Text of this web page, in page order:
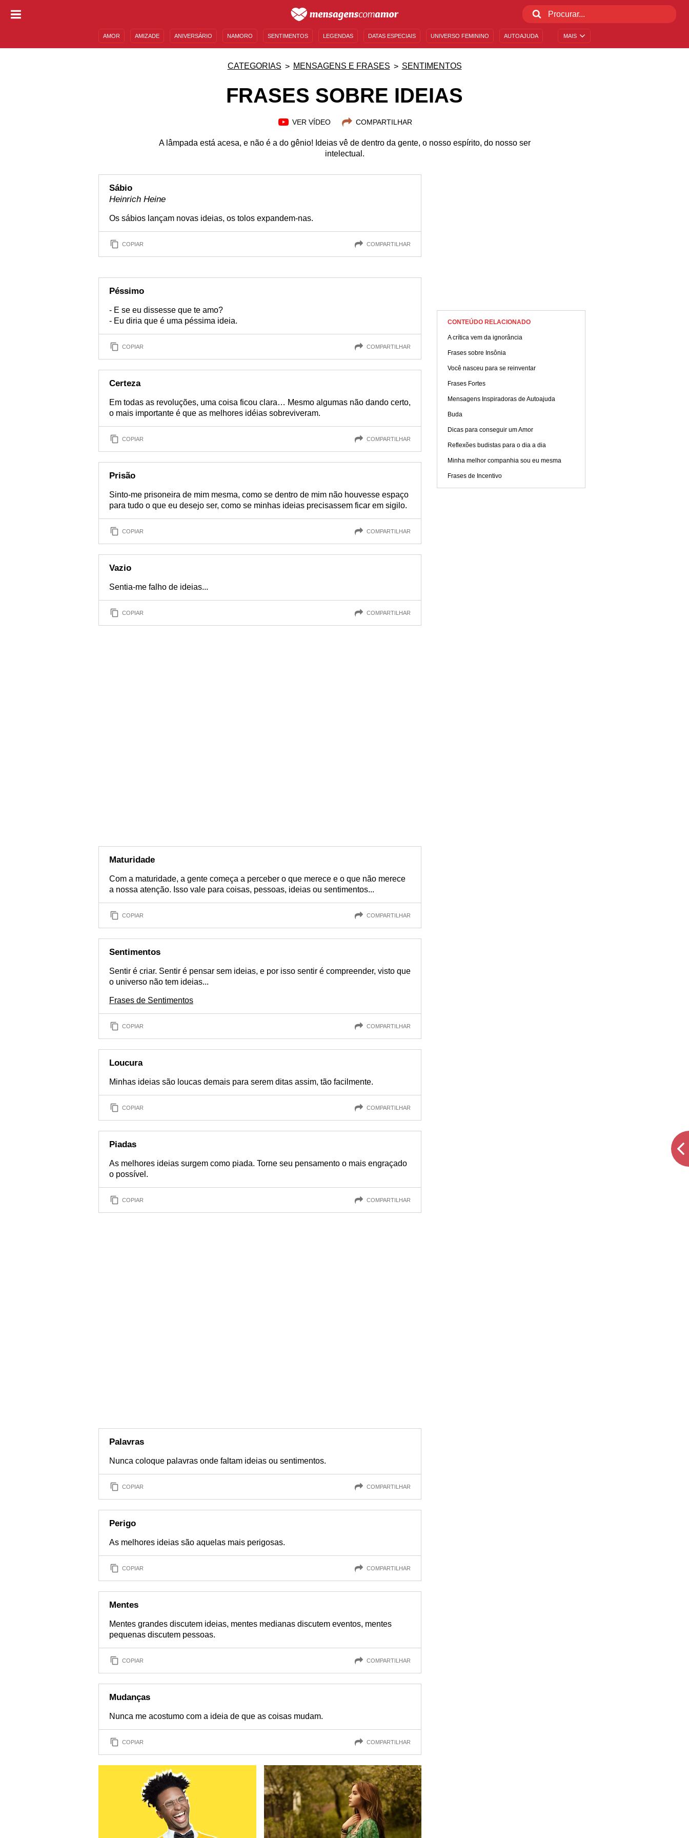
MAIS
AMOR AMIZADE ANIVERSÁRIO NAMORO SENTIMENTOS LEGENDAS DATAS ESPECIAIS UNIVERSO FEMININO AUTOAJUDA
CATEGORIAS MENSAGENS E FRASES SENTIMENTOS
FRASES SOBRE IDEIAS
VER VÍDEO COMPARTILHAR
A lâmpada está acesa, e não é a do gênio! Ideias vê de dentro da gente, o nosso espírito, do nosso ser
intelectual.
Sábio
Heinrich Heine
Os sábios lançam novas ideias, os tolos expandem-nas.
COPIAR COMPARTILHAR
Péssimo
- E se eu dissesse que te amo?
- Eu diria que é uma péssima ideia.
COPIAR COMPARTILHAR
Certeza
Em todas as revoluções, uma coisa ficou clara… Mesmo algumas não dando certo,
o mais importante é que as melhores idéias sobreviveram.
COPIAR COMPARTILHAR
Prisão
Sinto-me prisoneira de mim mesma, como se dentro de mim não houvesse espaço
para tudo o que eu desejo ser, como se minhas ideias precisassem ficar em sigilo.
COPIAR COMPARTILHAR
Vazio
Sentia-me falho de ideias...
COPIAR COMPARTILHAR
Maturidade
Com a maturidade, a gente começa a perceber o que merece e o que não merece
a nossa atenção. Isso vale para coisas, pessoas, ideias ou sentimentos...
COPIAR COMPARTILHAR
Sentimentos
Sentir é criar. Sentir é pensar sem ideias, e por isso sentir é compreender, visto que
o universo não tem ideias...
Frases de Sentimentos
COPIAR COMPARTILHAR
Loucura
Minhas ideias são loucas demais para serem ditas assim, tão facilmente.
COPIAR COMPARTILHAR
Piadas
As melhores ideias surgem como piada. Torne seu pensamento o mais engraçado
o possível.
COPIAR COMPARTILHAR
Palavras
Nunca coloque palavras onde faltam ideias ou sentimentos.
COPIAR COMPARTILHAR
Perigo
As melhores ideias são aquelas mais perigosas.
COPIAR COMPARTILHAR
Mentes
Mentes grandes discutem ideias, mentes medianas discutem eventos, mentes
pequenas discutem pessoas.
COPIAR COMPARTILHAR
Mudanças
Nunca me acostumo com a ideia de que as coisas mudam.
COPIAR COMPARTILHAR
CONTEÚDO RELACIONADO
A crítica vem da ignorância
Frases sobre Insônia
Você nasceu para se reinventar
Frases Fortes
Mensagens Inspiradoras de Autoajuda
Buda
Dicas para conseguir um Amor
Reflexões budistas para o dia a dia
Minha melhor companhia sou eu mesma
Frases de Incentivo